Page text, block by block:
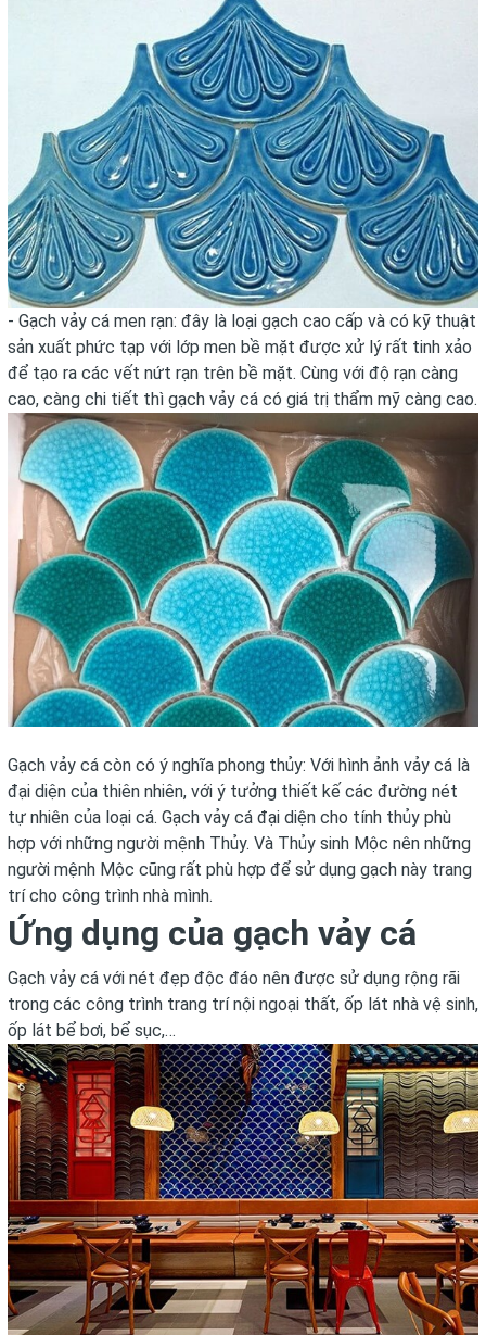
- Gạch vảy cá men rạn: đây là loại gạch cao cấp và có kỹ thuật
sản xuất phức tạp với lớp men bề mặt được xử lý rất tinh xảo
để tạo ra các vết nứt rạn trên bề mặt. Cùng với độ rạn càng
cao, càng chi tiết thì gạch vảy cá có giá trị thẩm mỹ càng cao.
Gạch vảy cá còn có ý nghĩa phong thủy: Với hình ảnh vảy cá là
đại diện của thiên nhiên, với ý tưởng thiết kế các đường nét
tự nhiên của loại cá. Gạch vảy cá đại diện cho tính thủy phù
hợp với những người mệnh Thủy. Và Thủy sinh Mộc nên những
người mệnh Mộc cũng rất phù hợp để sử dụng gạch này trang
trí cho công trình nhà mình.
Ứng dụng của gạch vảy cá
Gạch vảy cá với nét đẹp độc đáo nên được sử dụng rộng rãi
trong các công trình trang trí nội ngoại thất, ốp lát nhà vệ sinh,
ốp lát bể bơi, bể sục,…